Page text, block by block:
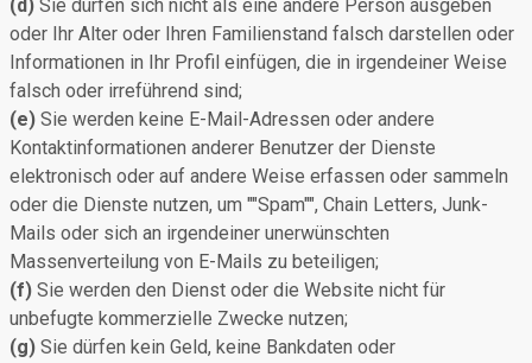
(d) Sie dürfen sich nicht als eine andere Person ausgeben
oder Ihr Alter oder Ihren Familienstand falsch darstellen oder
Informationen in Ihr Profil einfügen, die in irgendeiner Weise
falsch oder irreführend sind;
(e) Sie werden keine E-Mail-Adressen oder andere
Kontaktinformationen anderer Benutzer der Dienste
elektronisch oder auf andere Weise erfassen oder sammeln
oder die Dienste nutzen, um ""Spam"", Chain Letters, Junk-
Mails oder sich an irgendeiner unerwünschten
Massenverteilung von E-Mails zu beteiligen;
(f) Sie werden den Dienst oder die Website nicht für
unbefugte kommerzielle Zwecke nutzen;
(g) Sie dürfen kein Geld, keine Bankdaten oder